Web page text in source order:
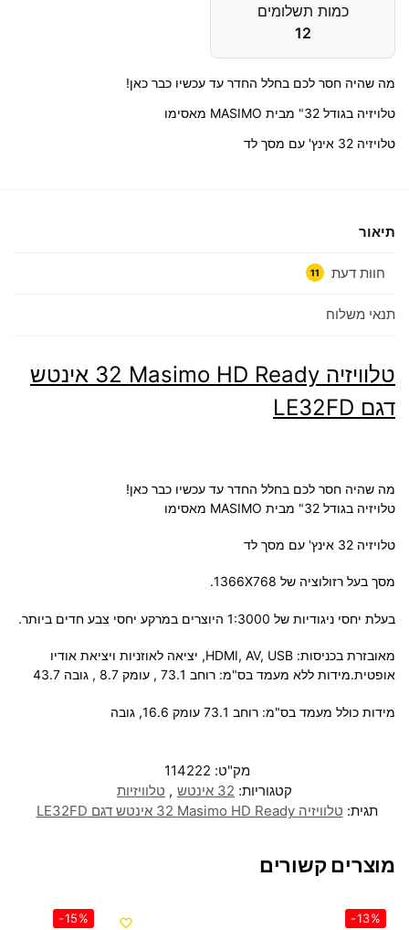
כמות תשלומים
12
מה שהיה חסר לכם בחלל החדר עד עכשיו כבר כאן!
טלויזיה בגודל 32" מבית MASIMO מאסימו
טלויזיה 32 אינץ' עם מסך לד
תיאור
חוות דעת 11
תנאי משלוח
טלוויזיה Masimo HD Ready ‏32 ‏אינטש
דגם LE32FD
מה שהיה חסר לכם בחלל החדר עד עכשיו כבר כאן!
טלויזיה בגודל 32" מבית MASIMO מאסימו
טלויזיה 32 אינץ' עם מסך לד
מסך בעל רזולוציה של 1366X768.
בעלת יחסי ניגודיות של 1:3000 היוצרים במרקע יחסי צבע חדים ביותר.
מאובזרת בכניסות: HDMI, AV, USB, יציאה לאוזניות ויציאת אודיו
אופטית.מידות ללא מעמד בס"מ: רוחב 73.1 , עומק 8.7 , גובה 43.7
מידות כולל מעמד בס"מ: רוחב 73.1 עומק 16.6, גובה
מק"ט: 114222
קטגוריות: 32 אינטש , טלוויזיות
תגית: טלוויזיה Masimo HD Ready ‏32 ‏אינטש דגם LE32FD
מוצרים קשורים
-13%
-15%